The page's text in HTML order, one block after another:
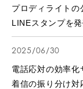
プロディライト
LINEスタンプを発
2025/06/30
電話応対の効率化
着信の振り分け対